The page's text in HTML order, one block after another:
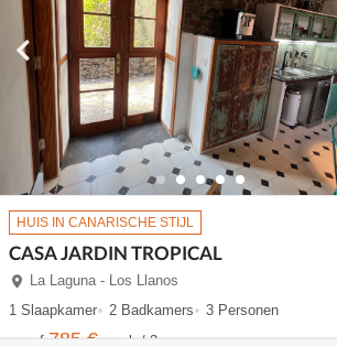
HUIS IN CANARISCHE STIJL
CASA JARDIN TROPICAL
La Laguna - Los Llanos
1 Slaapkamer
2 Badkamers
3 Personen
vanaf785 €week / 2 personen